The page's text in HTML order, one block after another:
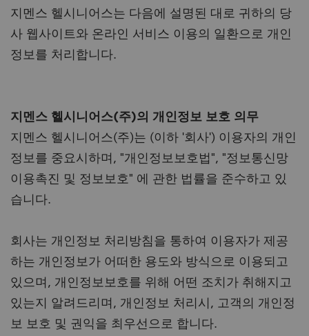
지멘스 헬시니어스는 다음에 설명된 대로 귀하의 당
사 웹사이트와 온라인 서비스 이용의 일환으로 개인
정보를 처리합니다.
지멘스 헬시니어스(주)의 개인정보 보호 의무
지멘스 헬시니어스(주)는 (이하 '회사') 이용자의 개인
정보를 중요시하며, "개인정보보호법", "정보통신망
이용촉진 및 정보보호" 에 관한 법률을 준수하고 있
습니다.
회사는 개인정보 처리방침을 통하여 이용자가 제공
하는 개인정보가 어떠한 용도와 방식으로 이용되고
있으며, 개인정보보호를 위해 어떤 조치가 취해지고
있는지 알려드리며, 개인정보 처리시, 고객의 개인정
보 보호 및 권익을 최우선으로 합니다.